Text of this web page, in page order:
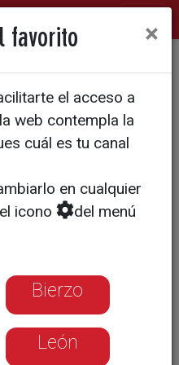
uno de los
favorito ×
el acceso a
web contempla la
cuál es tu canal
en cualquier
icono
del menú
Bierzo
León